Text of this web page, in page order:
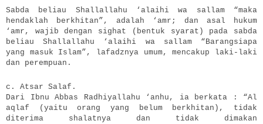
Sabda beliau Shallallahu ‘alaihi wa sallam “maka
hendaklah berkhitan”, adalah ‘amr; dan asal hukum
‘amr, wajib dengan sighat (bentuk syarat) pada sabda
beliau Shallallahu ‘alaihi wa sallam “Barangsiapa
yang masuk Islam”, lafadznya umum, mencakup laki-laki
dan perempuan.
c. Atsar Salaf.
Dari Ibnu Abbas Radhiyallahu ‘anhu, ia berkata : “Al
aqlaf (yaitu orang yang belum berkhitan), tidak
diterima shalatnya dan tidak dimakan